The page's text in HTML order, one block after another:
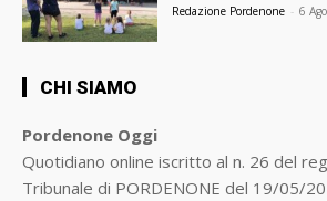
Redazione Pordenone - 6
CHI SIAMO
Pordenone Oggi
Quotidiano online iscritto al n. 26 del
Tribunale di PORDENONE del 19/05/